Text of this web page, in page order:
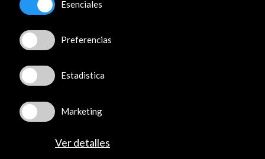
Instagram
LinkedIn
Facebook
Youtube
Flickr
TikTok
Esenciales
Preferencias
Estadistica
Marketing
Ver detalles